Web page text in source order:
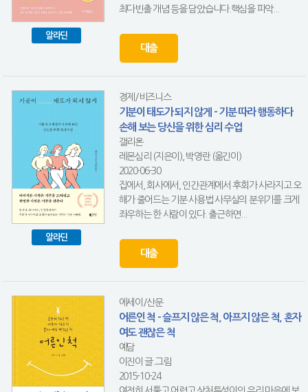
알라딘
최다빈출 개념 등을 담았습니다.핵심을 파악...
대출
알라딘
경제/비즈니스
기분이 태도가 되지 않게 - 기분 따라 행동하다
손해 보는 당신을 위한 심리 수업
갤리온
레몬심리 (지은이), 박영란 (옮긴이)
2020-06-30
집에서, 회사에서, 인간관계에서 후회가 사라지고 오
해가 줄어드는 기분 사용법 사무실의 분위기를 크게
좌우하는 한 사람이 있다. 출근하면...
대출
에세이/산문
어른인 척 - 슬프지 않은 척, 아프지 않은 척, 혼자
여도 괜찮은 척
예담
이진이 글.그림
2015-10-24